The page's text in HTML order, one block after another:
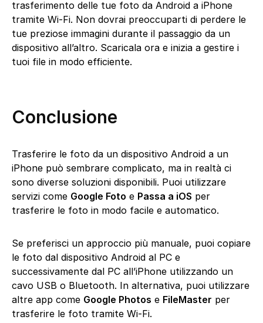
trasferimento delle tue foto da Android a iPhone
tramite Wi-Fi. Non dovrai preoccuparti di perdere le
tue preziose immagini durante il passaggio da un
dispositivo all’altro. Scaricala ora e inizia a gestire i
tuoi file in modo efficiente.
Conclusione
Trasferire le foto da un dispositivo Android a un
iPhone può sembrare complicato, ma in realtà ci
sono diverse soluzioni disponibili. Puoi utilizzare
servizi come Google Foto e Passa a iOS per
trasferire le foto in modo facile e automatico.
Se preferisci un approccio più manuale, puoi copiare
le foto dal dispositivo Android al PC e
successivamente dal PC all’iPhone utilizzando un
cavo USB o Bluetooth. In alternativa, puoi utilizzare
altre app come Google Photos e FileMaster per
trasferire le foto tramite Wi-Fi.